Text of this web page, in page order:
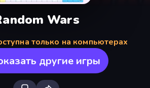
Wars
только на компьютерах
другие игры